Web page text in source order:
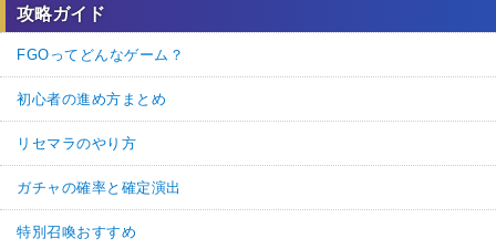
攻略ガイド
FGOってどんなゲーム？
初心者の進め方まとめ
リセマラのやり方
ガチャの確率と確定演出
特別召喚おすすめ